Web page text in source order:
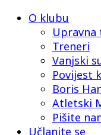
O klubu
Upravna
Treneri
Vanjski
Povijest
Boris
Atletski
Pišite
Učlanite se